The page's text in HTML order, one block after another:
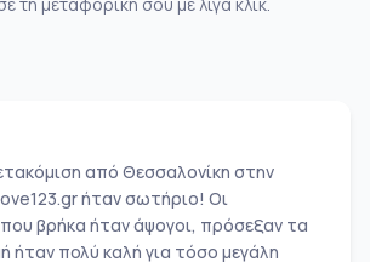
από Θεσσαλονίκη στην
ήταν σωτήριο! Οι
βρήκα ήταν άψογοι, πρόσεξαν τα
ήταν πολύ καλή για τόσο μεγάλη